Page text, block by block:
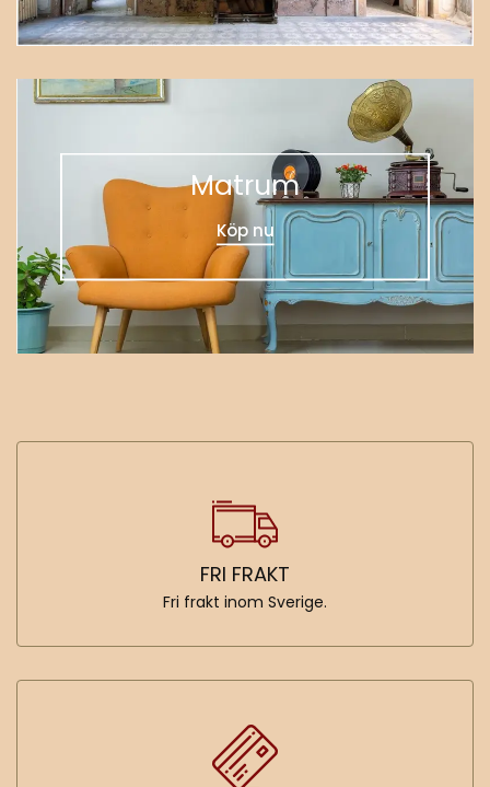
Matrum
Köp nu
FRI FRAKT
Fri frakt inom Sverige.